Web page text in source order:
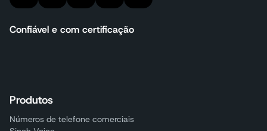
Confiável e com certificação
Produtos
Números de telefone comerciais